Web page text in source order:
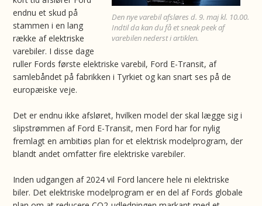
Den nye varebil afsløres d. 9. maj kl. 10.00.
Indtil da kan du få et sneak peek af
varebilen nederst i artiklen.
endnu et skud på
stammen i en lang
række af elektriske
varebiler. I disse dage
ruller Fords første elektriske varebil, Ford E-Transit, af
samlebåndet på fabrikken i Tyrkiet og kan snart ses på de
europæiske veje.
Det er endnu ikke afsløret, hvilken model der skal lægge sig i
slipstrømmen af Ford E-Transit, men Ford har for nylig
fremlagt en ambitiøs plan for et elektrisk modelprogram, der
blandt andet omfatter fire elektriske varebiler.
Inden udgangen af 2024 vil Ford lancere hele ni elektriske
biler. Det elektriske modelprogram er en del af Fords globale